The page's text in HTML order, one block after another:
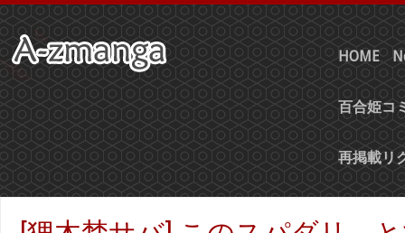
HOME
百合姫コ
再掲載リ